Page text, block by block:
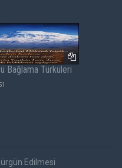
Bağlama Türküleri
Edilmesi